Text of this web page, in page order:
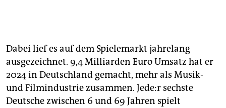
Dabei lief es auf dem Spielemarkt jahrelang
ausgezeichnet. 9,4 Milliarden Euro Umsatz hat er
2024 in Deutschland gemacht, mehr als Musik-
und Filmindustrie zusammen. Je­de:r sechste
Deutsche zwischen 6 und 69 Jahren spielt